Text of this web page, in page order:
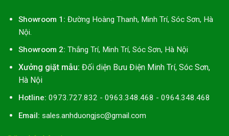
Showroom 1: Đường Hoàng Thanh, Minh Trí, Sóc Sơn, Hà
Nội.
Showroom 2: Thắng Trí, Minh Trí, Sóc Sơn, Hà Nội
Xưởng giặt mẫu: Đối diện Bưu Điện Minh Trí, Sóc Sơn,
Hà Nội
Hotline: 0973.727.832 - 0963.348.468 - 0964.348.468
Email: sales.anhduongjsc@gmail.com